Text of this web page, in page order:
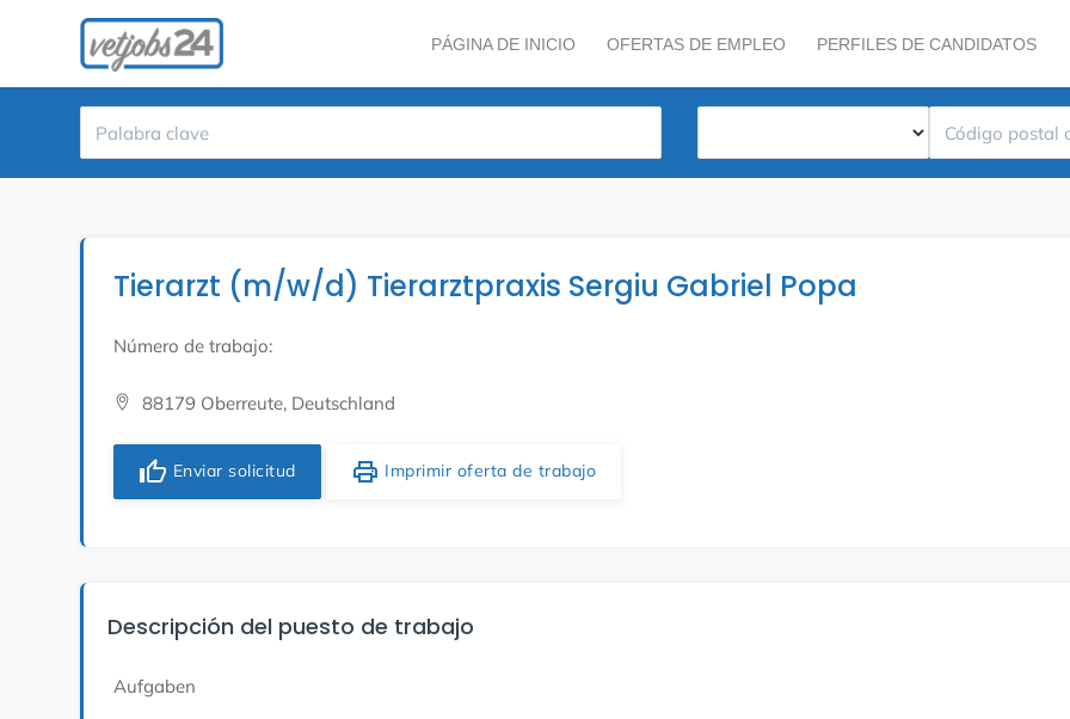
PÁGINA DE INICIO OFERTAS DE EMPLEO PERFILES DE CANDIDATOS
Tierarzt (m/w/d) Tierarztpraxis Sergiu Gabriel Popa
Número de trabajo:
88179 Oberreute, Deutschland
thumb_up Enviar solicitud print Imprimir oferta de trabajo
Descripción del puesto de trabajo
Aufgaben